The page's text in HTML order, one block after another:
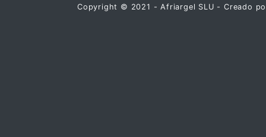
Copyright © 2021 - Afriargel SLU - Creado